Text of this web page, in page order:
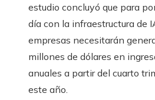
estudio concluyó que para
día con la infraestructura de
empresas necesitarán
millones de dólares en
anuales a partir del cuarto
este año.